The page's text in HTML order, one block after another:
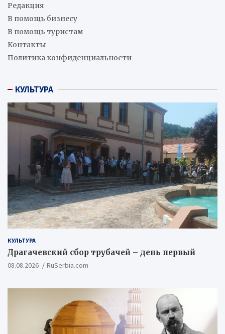
Редакция
В помощь бизнесу
В помощь туристам
Контакты
Политика конфиденциальности
КУЛЬТУРА
КУЛЬТУРА
Драгачевский сбор трубачей – день первый
08.08.2026 RuSerbia.com